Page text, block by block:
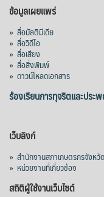
ข้อมูลเผยแพร่
» สื่อมัลติมีเดีย
» สื่อวิดีโอ
» สื่อเสียง
» สื่อสิ่งพิมพ์
» ดาวน์โหลดเอกสาร
ร้องเรียนการทุจริตและประ
เว็บลิงก์
» สำนักงานสภาเกษตรกรจังหวัด
» หน่วยงานที่เกี่ยวข้อง
สถิติผู้ใช้งานเว็บไซต์